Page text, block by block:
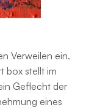
Verweilen ein.
box stellt im
Geflecht der
eines